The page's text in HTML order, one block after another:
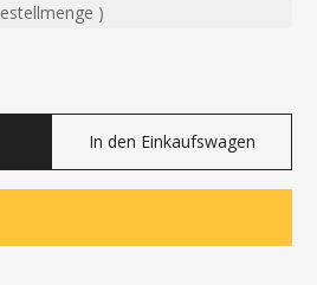
)
In den Einkaufswagen